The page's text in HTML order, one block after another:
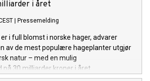
i året
Pressemelding
i full blomst i norske hager, advarer
av de mest populære hageplanter utgjør
natur – med en mulig
30 milliarder kroner i året.